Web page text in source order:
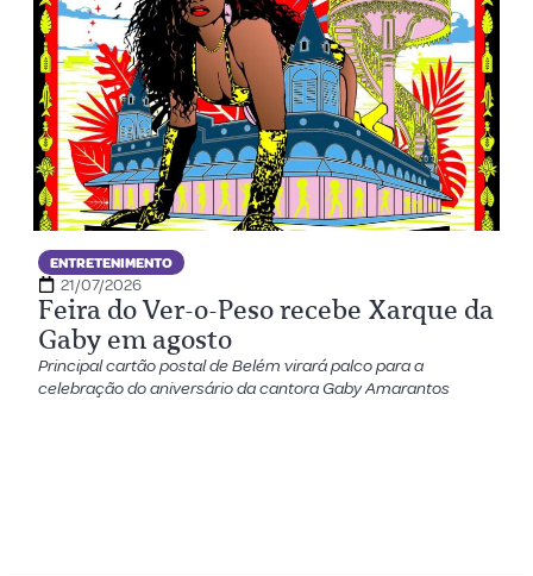
ENTRETENIMENTO
21/07/2026
Feira do Ver-o-Peso recebe Xarque da
Gaby em agosto
Principal cartão postal de Belém virará palco para a
celebração do aniversário da cantora Gaby Amarantos